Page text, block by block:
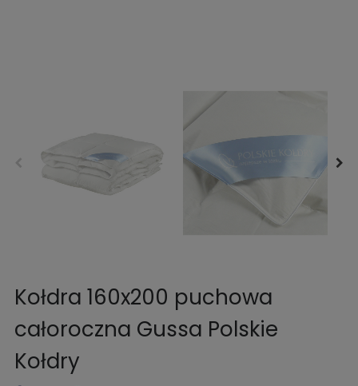
Kołdra 160x200 puchowa
całoroczna Gussa Polskie
Kołdry